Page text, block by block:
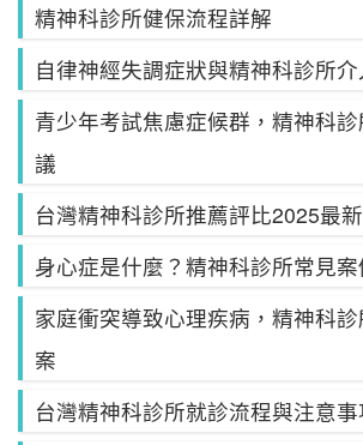
精神科診所健保流程詳解
自律神經失調症狀與精神科診所介
青少年考試焦慮症候群，精神科
議
台灣精神科診所推薦評比2025最
身心症是什麼？精神科診所常見
家庭衝突導致心理疾病，精神科
案
台灣精神科診所就診流程與注意事